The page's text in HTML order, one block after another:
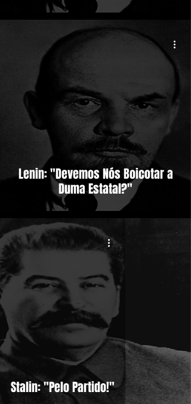
Lenin: "Devemos Nós Boicotar a
Duma Estatal?"
Stalin: "Pelo Partido!"